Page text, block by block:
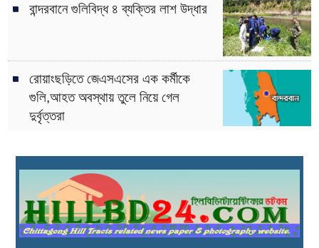
বান্দরবানে গুলিবিদ্ধ ৪ ব্যক্তির লাশ উদ্ধার
রোয়াংছড়িতে জেএসএসের এক কর্মীকে
গুলি,আহত অবস্থায় তুলে নিয়ে গেল
দুর্বৃত্তরা